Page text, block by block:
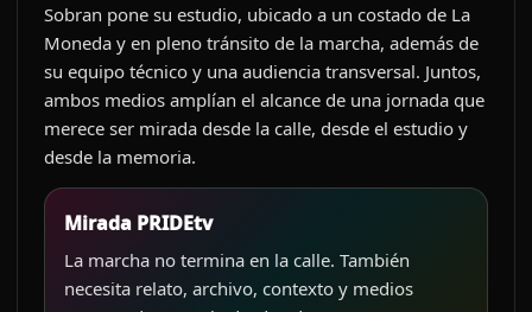
Sobran pone su estudio, ubicado a un costado de La
Moneda y en pleno tránsito de la marcha, además de
su equipo técnico y una audiencia transversal. Juntos,
ambos medios amplían el alcance de una jornada que
merece ser mirada desde la calle, desde el estudio y
desde la memoria.
Mirada PRIDEtv
La marcha no termina en la calle. También
necesita relato, archivo, contexto y medios